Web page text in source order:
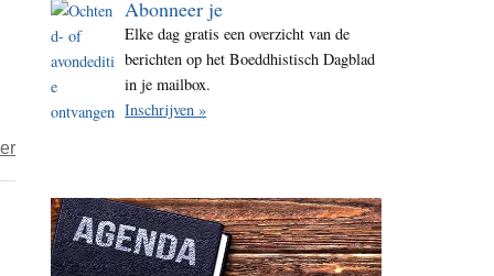
i
t
over
Luyckx
Abonneer je
Elke dag gratis een overzicht van de
berichten op het Boeddhistisch Dagblad
in je mailbox.
Inschrijven »